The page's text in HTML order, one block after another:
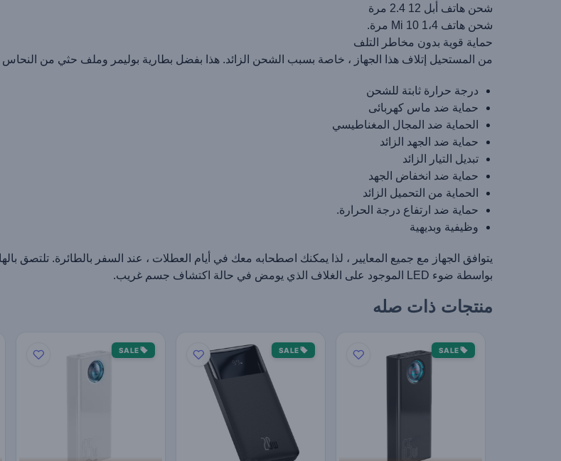
شحن هاتف أبل 12 2.4 مرة
شحن هاتف Mi 10 1،4 مرة.
حماية قوية بدون مخاطر التلف
من المستحيل إتلاف هذا الجهاز ، خاصة بسبب الشحن الزائد. هذا بفضل بطارية بوليمر وملف حثي من النحاس النقي
درجة حرارة ثابتة للشحن
حماية ضد ماس كهربائى
الحماية ضد المجال المغناطيسي
حماية ضد الجهد الزائد
تبديل التيار الزائد
حماية ضد انخفاض الجهد
الحماية من التحميل الزائد
حماية ضد ارتفاع درجة الحرارة.
وظيفية وبديهية
يتوافق الجهاز مع جميع المعايير ، لذا يمكنك اصطحابه معك في أيام العطلات ، عند السفر بالطائرة. تلتصق
بواسطة ضوء LED الموجود على الغلاف الذي يومض في حالة اكتشاف جسم غريب.
منتجات ذات صله
SALE
SALE
SALE